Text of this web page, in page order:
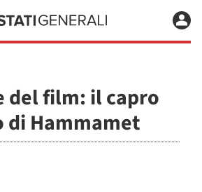
del film: il capro
di Hammamet